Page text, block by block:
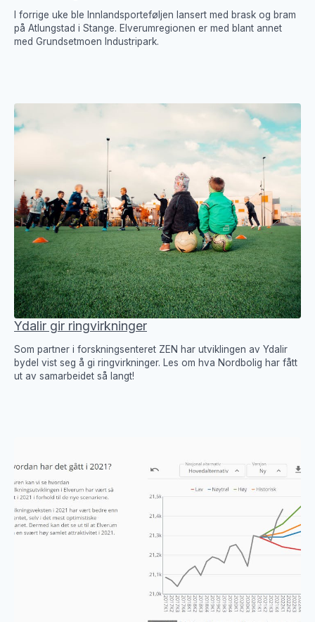
I forrige uke ble Innlandsporteføljen lansert med brask og bram
på Atlungstad i Stange. Elverumregionen er med blant annet
med Grundsetmoen Industripark.
Ydalir gir ringvirkninger
Som partner i forskningsenteret ZEN har utviklingen av Ydalir
bydel vist seg å gi ringvirkninger. Les om hva Nordbolig har fått
ut av samarbeidet så langt!